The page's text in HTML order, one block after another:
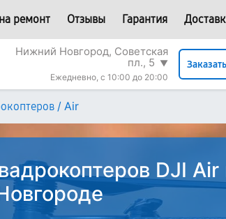
ремонт Отзывы Гарантия
Нижний Новгород, Советская
пл., 5 ▼
Ежедневно, с 10:00 до 20:00
/ Air
DJI Air